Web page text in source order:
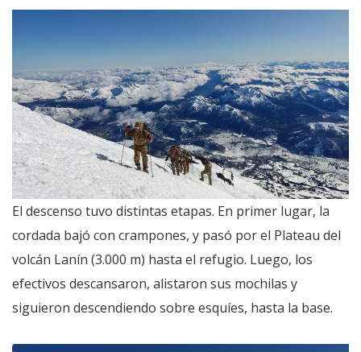
El descenso tuvo distintas etapas. En primer lugar, la
cordada bajó con crampones, y pasó por el Plateau del
volcán Lanín (3.000 m) hasta el refugio. Luego, los
efectivos descansaron, alistaron sus mochilas y
siguieron descendiendo sobre esquíes, hasta la base.